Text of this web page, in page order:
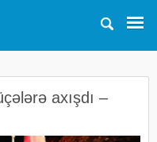
axışdı –